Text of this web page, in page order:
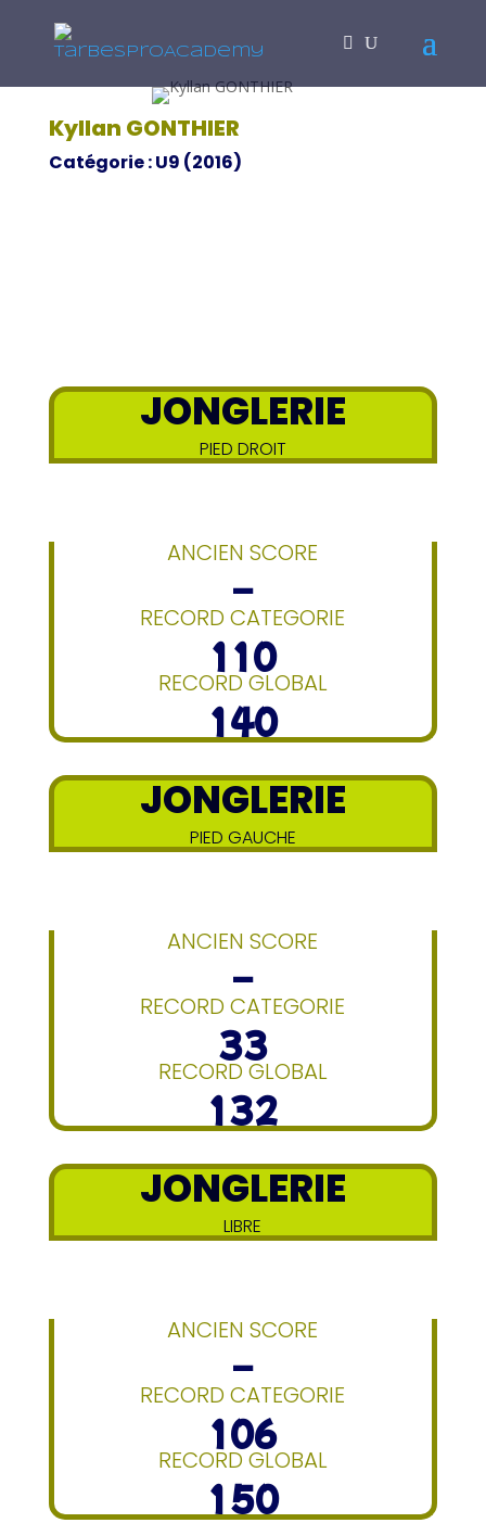
Kyllan GONTHIER
Catégorie : U9 (2016)
JONGLERIE
PIED DROIT
ANCIEN SCORE
–
RECORD CATEGORIE
110
RECORD GLOBAL
140
JONGLERIE
PIED GAUCHE
ANCIEN SCORE
–
RECORD CATEGORIE
33
RECORD GLOBAL
132
JONGLERIE
LIBRE
ANCIEN SCORE
–
RECORD CATEGORIE
106
RECORD GLOBAL
150